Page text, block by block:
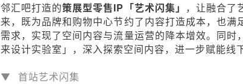
邻汇吧打造的策展型零售IP 「艺术闪集」 ，让融合了
来，既为品牌和购物中心节约了内容打造成本，也满
需求，实现了空间内容与流量运营的降本增效。同时
来设计实验室」，深入探索空间内容， 进一步赋能线
▼ 首站艺术闪集